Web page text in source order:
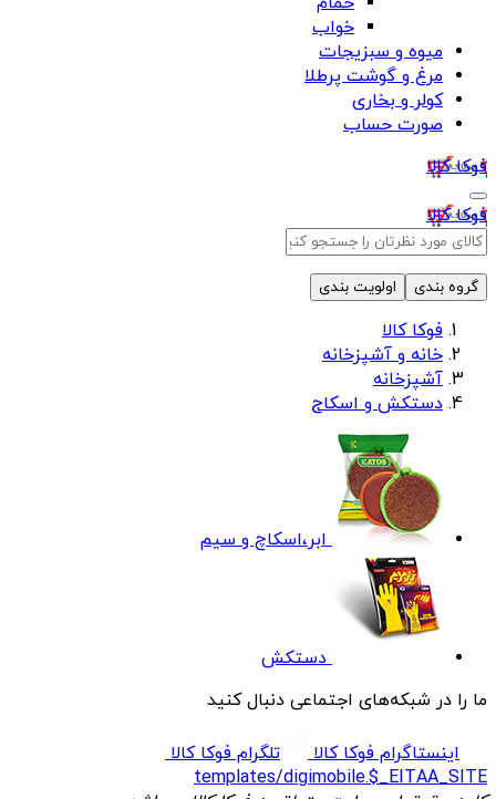
خواب
میوه و سبزیجات
مرغ و گوشت پرطلا
کولر و بخاری
صورت حساب
فوکا کالا
فوکا کالا
گروه بندی اولویت بندی
فوکا کالا
خانه و آشپزخانه
آشپزخانه
دستکش و اسکاج
ابر،اسکاچ و سیم
دستکش
ما را در شبکه‌های اجتماعی دنبال کنید
اینستاگرام فوکا کالا
تلگرام فوکا کالا
templates/digimobile.$_EITAA_SITE